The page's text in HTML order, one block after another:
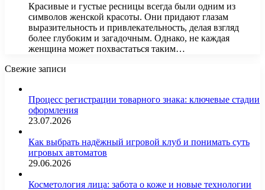
Красивые и густые ресницы всегда были одним из
символов женской красоты. Они придают глазам
выразительность и привлекательность, делая взгляд
более глубоким и загадочным. Однако, не каждая
женщина может похвастаться таким…
Свежие записи
Процесс регистрации товарного знака: ключевые стадии
оформления
23.07.2026
Как выбрать надёжный игровой клуб и понимать суть
игровых автоматов
29.06.2026
Косметология лица: забота о коже и новые технологии